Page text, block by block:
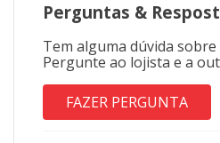
Perguntas &
Tem alguma dúvida
Pergunte ao lojista e a
FAZER PERGUNTA